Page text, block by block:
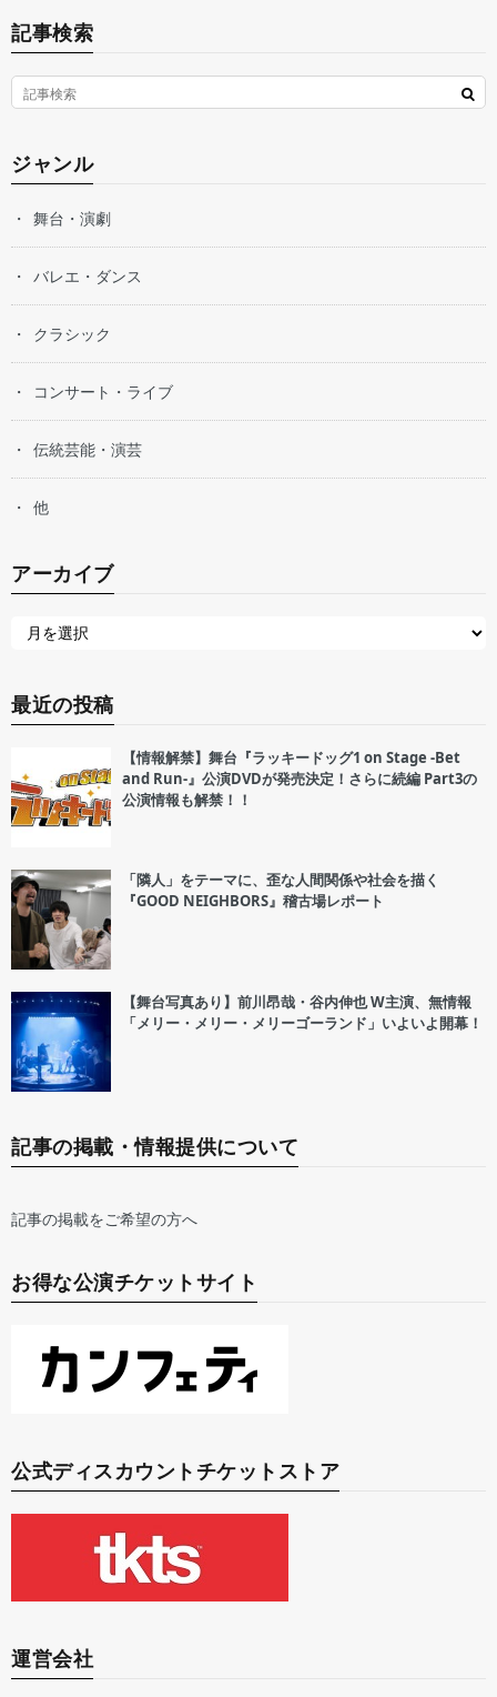
記事検索
ジャンル
舞台・演劇
バレエ・ダンス
クラシック
コンサート・ライブ
伝統芸能・演芸
他
アーカイブ
最近の投稿
【情報解禁】舞台『ラッキードッグ1 on Stage -Bet
and Run-』公演DVDが発売決定！さらに続編 Part3の
公演情報も解禁！！
「隣人」をテーマに、歪な人間関係や社会を描く
『GOOD NEIGHBORS』稽古場レポート
【舞台写真あり】前川昂哉・谷内伸也 W主演、無情報
「メリー・メリー・メリーゴーランド」いよいよ開幕！
記事の掲載・情報提供について
記事の掲載をご希望の方へ
お得な公演チケットサイト
公式ディスカウントチケットストア
運営会社